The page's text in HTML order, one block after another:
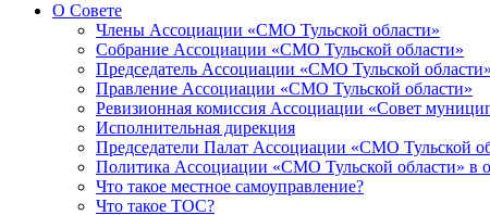
О Совете
Члены Ассоциации «СМО Тульской области»
Собрание Ассоциации «СМО Тульской области»
Председатель Ассоциации «СМО Тульской области»
Правление Ассоциации «СМО Тульской области»
Ревизионная комиссия Ассоциации «Совет
Исполнительная дирекция
Председатели Палат Ассоциации «СМО Тульской
Политика Ассоциации «СМО Тульской области» в
Что такое местное самоуправление?
Что такое ТОС?